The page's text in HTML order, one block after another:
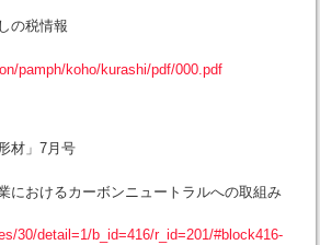
税情報
pamph/koho/kurashi/pdf/000.pdf
材」7月号
におけるカーボンニュートラルへの取組み
30/detail=1/b_id=416/r_id=201/#block416-